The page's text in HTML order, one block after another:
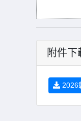
附件下
2026